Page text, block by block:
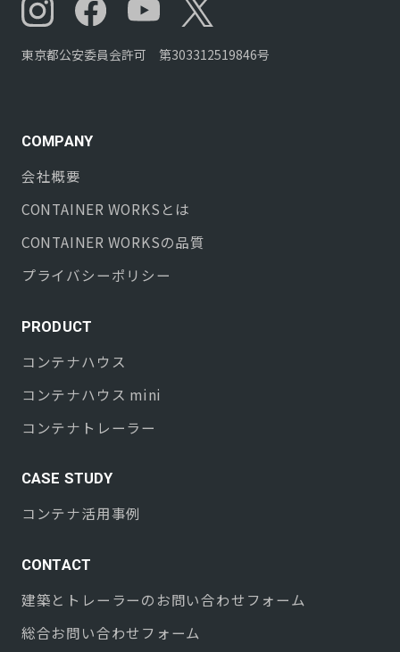
東京都公安委員会許可 第303312519846号
COMPANY
会社概要
CONTAINER WORKS とは
CONTAINER WORKSの品質
プライバシーポリシー
PRODUCT
コンテナハウス
コンテナハウス mini
コンテナトレーラー
CASE STUDY
コンテナ活用事例
CONTACT
建築とトレーラーのお問い合わせフォーム
総合お問い合わせフォーム